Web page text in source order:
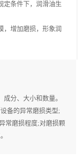
定条件下，润滑油生
，增加磨损，形象润
分、大小和数量。
备的异常磨损类型;
常磨损程度;对磨损颗